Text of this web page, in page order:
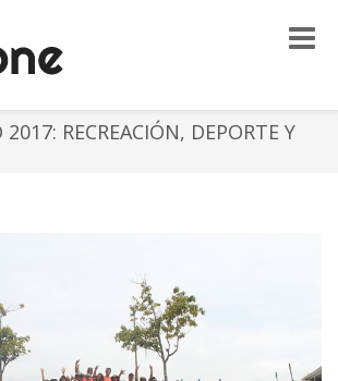
Toggle
RECREACIÓN, DEPORTE Y